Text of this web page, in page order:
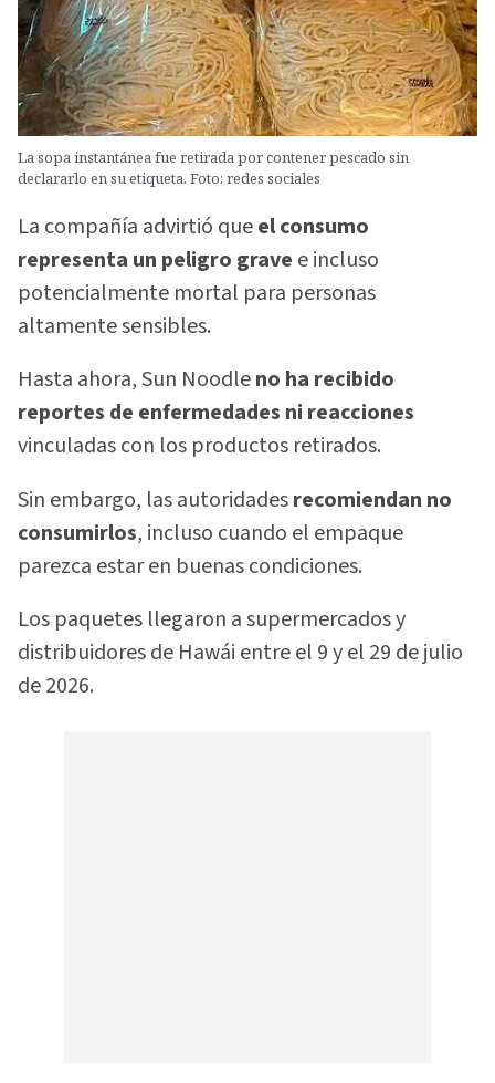
La sopa instantánea fue retirada por contener pescado sin
declararlo en su etiqueta. Foto: redes sociales
La compañía advirtió queel consumo
representa un peligro grave e incluso
potencialmente mortal para personas
altamente sensibles.
Hasta ahora, Sun Noodleno ha recibido
reportes de enfermedades ni reacciones
vinculadas con los productos retirados.
Sin embargo, las autoridadesrecomiendan no
consumirlos, incluso cuando el empaque
parezca estar en buenas condiciones.
Los paquetes llegaron a supermercados y
distribuidores de Hawái entre el 9 y el 29 de julio
de 2026.